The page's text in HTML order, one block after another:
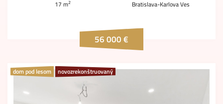
17 m2 Bratislava-Karlova Ves
56 000 €
dom pod lesom novozrekonštruovaný